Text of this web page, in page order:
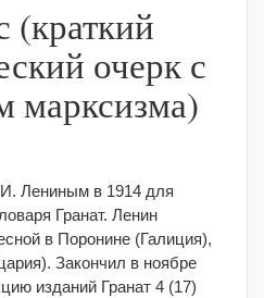
(краткий
очерк с
марксизма)
Лениным в 1914 для
Гранат. Ленин
в Поронине (Галиция),
Закончил в ноябре
изданий Гранат 4 (17)